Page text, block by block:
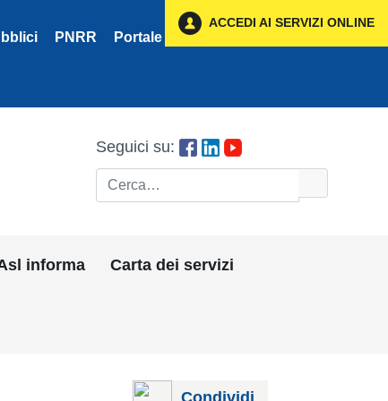
PNRR Portale Fornitori
ACCEDI AI SERVIZI ONLINE
Seguici su:
Cerca
informa Carta dei servizi
Condividi